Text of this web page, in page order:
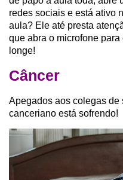
redes sociais e está ativo
aula? Ele até presta
que abra o microfone
longe!
Câncer
Apegados aos colegas de
canceriano está sofrendo!